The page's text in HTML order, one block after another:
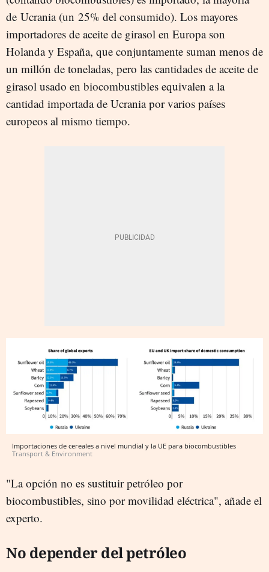
de Ucrania (un 25% del consumido). Los mayores
importadores de aceite de girasol en Europa son
Holanda y España, que conjuntamente suman menos de
un millón de toneladas, pero las cantidades de aceite de
girasol usado en biocombustibles equivalen a la
cantidad importada de Ucrania por varios países
europeos al mismo tiempo.
Importaciones de cereales a nivel mundial y la UE para biocombustibles
Transport & Environment
"La opción no es sustituir petróleo por
biocombustibles, sino por movilidad eléctrica", añade el
experto.
No depender del petróleo